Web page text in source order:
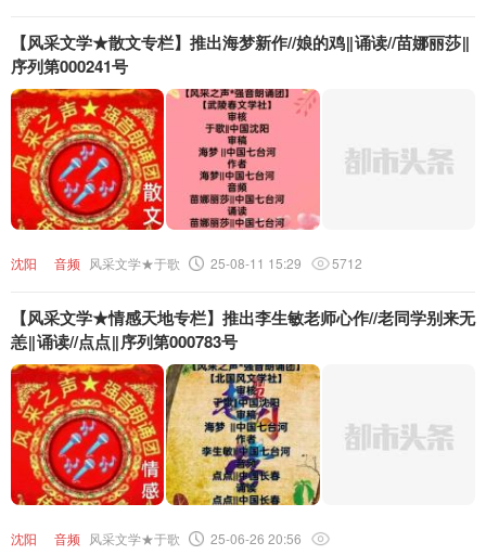
【风采文学★散文专栏】推出海梦新作//娘的鸡‖诵读//苗娜丽莎‖
序列第000241号
沈阳 音频 风采文学★于歌 25-08-11 15:29 5712
【风采文学★情感天地专栏】推出李生敏老师心作//老同学别来无
恙‖诵读//点点‖序列第000783号
沈阳 音频 风采文学★于歌 25-06-26 20:56